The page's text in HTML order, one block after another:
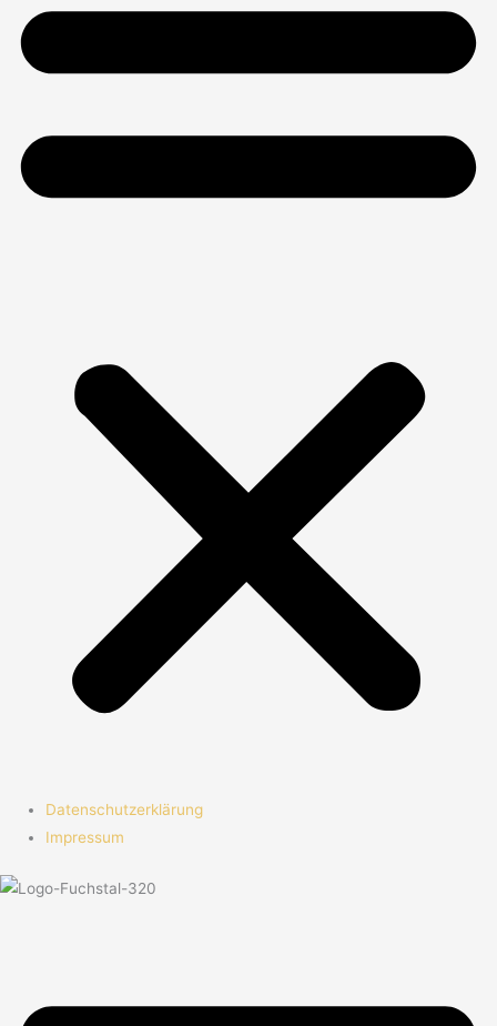
Datenschutzerklärung
Impressum